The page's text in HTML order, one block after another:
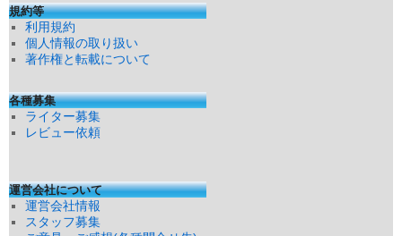
規約等
利用規約
個人情報の取り扱い
著作権と転載について
各種募集
ライター募集
レビュー依頼
運営会社について
運営会社情報
スタッフ募集